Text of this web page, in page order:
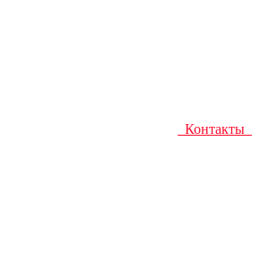
Контакты